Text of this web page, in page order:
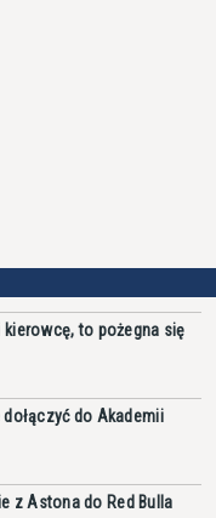
to pożegna się
do Akademii
z Astona do Red Bulla